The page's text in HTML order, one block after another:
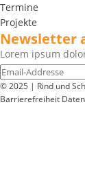
Termine
Projekte
Newsletter
Lorem ipsum
© 2025 | Rind und
Barrierefreiheit